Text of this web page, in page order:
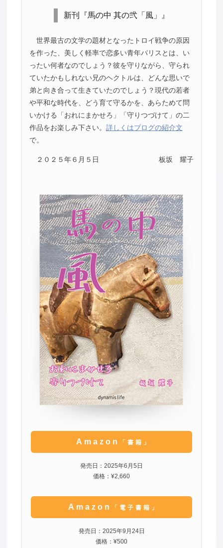
新刊『馬の中 其の弐「風」』
世界最古の文学の題材となったトロイ戦争の原因
を作った、美しく軽率で恋多い青年パリスとは、い
ったい何者なのでしょう？彼を守りながら、守られ
ていたかもしれない兄のヘクトルは、どんな思いで
弟と向き合って生きていたのでしょう？現代の若者
や平和な時代を、どう育て守るかを、あらためて問
いかける「おれにまかせろ」「守りつづけて」の二
作品をお楽しみ下さい。 詳しくはブログの紹介文
で。
２０２５年６月５日 板坂 耀子
Amazon 「書籍」
発売日：2025年6月5日
価格：¥2,660
Amazon 「電子書籍」
発売日：2025年9月24日
価格：¥500